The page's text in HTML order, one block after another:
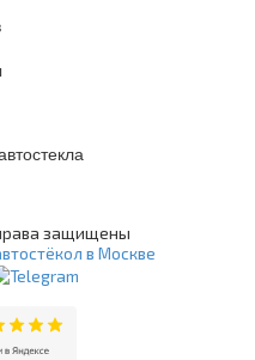
защищены
в Москве